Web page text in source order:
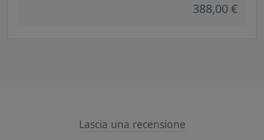
388,00 €
Lascia una recensione